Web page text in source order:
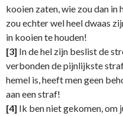
kooien zaten, wie zou dan in
zou echter wel heel dwaas
in kooien te houden!
[3] In de hel zijn beslist de
verbonden de pijnlijkste
hemel is, heeft men geen
aan een straf!
[4] Ik ben niet gekomen, om